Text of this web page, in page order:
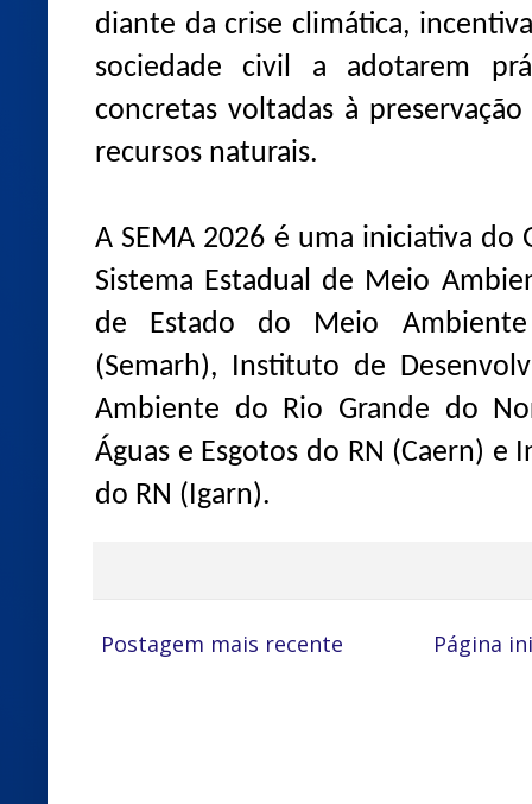
diante da crise climática,
sociedade civil a adotarem
concretas voltadas à
recursos naturais.
A SEMA 2026 é uma iniciativa
Sistema Estadual de Meio
de Estado do Meio
(Semarh), Instituto de
Ambiente do Rio Grande do
Águas e Esgotos do RN (Caern) e
do RN (Igarn).
Postagem mais recente Página